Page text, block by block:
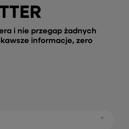
i nie przegap żadnych
informacje, zero